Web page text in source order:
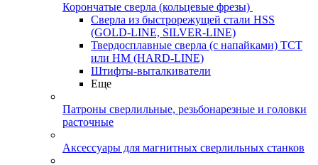
Корончатые сверла (кольцевые фрезы)
Сверла из быстрорежущей стали HSS
(GOLD-LINE, SILVER-LINE)
Твердосплавные сверла (с напайками) ТСТ
или HM (HARD-LINE)
Штифты-выталкиватели
Еще
Патроны сверлильные, резьбонарезные и головки
расточные
Аксессуары для магнитных сверлильных станков